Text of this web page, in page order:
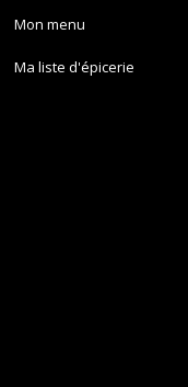
Mon menu
Ma liste d'épicerie